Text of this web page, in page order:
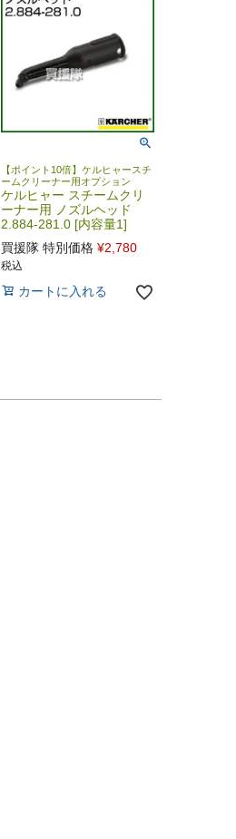
【ポイント10倍】ケルヒャースチ
ームクリーナー用オプション
ケルヒャー スチームクリ
ーナー用 ノズルヘッド
2.884-281.0 [内容量1]
買援隊 特別価格 ¥2,780
税込
カートに入れる